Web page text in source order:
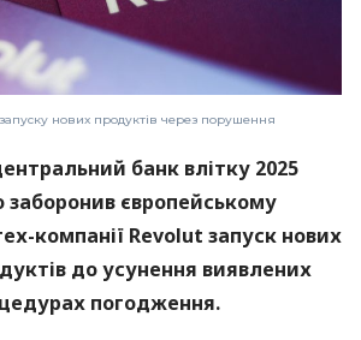
нових продуктів через порушення
банк влітку 2025
заборонив європейському
компанії Revolut запуск нових
до усунення виявлених
погодження.